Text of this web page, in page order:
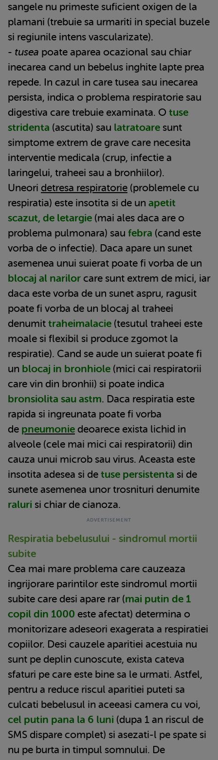
sangele nu primeste suficient oxigen de la
plamani (trebuie sa urmariti in special buzele
si regiunile intens vascularizate).
- tusea poate aparea ocazional sau chiar
inecarea cand un bebelus inghite lapte prea
repede. In cazul in care tusea sau inecarea
persista, indica o problema respiratorie sau
digestiva care trebuie examinata. O tuse
stridenta (ascutita) sau latratoare sunt
simptome extrem de grave care necesita
interventie medicala (crup, infectie a
laringelui, traheei sau a bronhiilor).
Uneori detresa respiratorie (problemele cu
respiratia) este insotita si de un apetit
scazut, de letargie (mai ales daca are o
problema pulmonara) sau febra (cand este
vorba de o infectie). Daca apare un sunet
asemenea unui suierat poate fi vorba de un
blocaj al narilor care sunt extrem de mici, iar
daca este vorba de un sunet aspru, ragusit
poate fi vorba de un blocaj al traheei
denumit traheimalacie (tesutul traheei este
moale si flexibil si produce zgomot la
respiratie). Cand se aude un suierat poate fi
un blocaj in bronhiole (mici cai respiratorii
care vin din bronhii) si poate indica
bronsiolita sau astm. Daca respiratia este
rapida si ingreunata poate fi vorba
de pneumonie deoarece exista lichid in
alveole (cele mai mici cai respiratorii) din
cauza unui microb sau virus. Aceasta este
insotita adesea si de tuse persistenta si de
sunete asemenea unor trosnituri denumite
raluri si chiar de cianoza.
Respiratia bebelusului - sindromul mortii
subite
Cea mai mare problema care cauzeaza
ingrijorare parintilor este sindromul mortii
subite care desi apare rar (mai putin de 1
copil din 1000 este afectat) determina o
monitorizare adeseori exagerata a respiratiei
copiilor. Desi cauzele aparitiei acestuia nu
sunt pe deplin cunoscute, exista cateva
sfaturi pe care este bine sa le urmati. Astfel,
pentru a reduce riscul aparitiei puteti sa
culcati bebelusul in aceeasi camera cu voi,
cel putin pana la 6 luni (dupa 1 an riscul de
SMS dispare complet) si asezati-l pe spate si
nu pe burta in timpul somnului. De